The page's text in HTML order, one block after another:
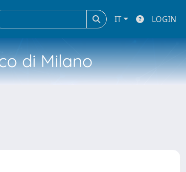
IT LOGIN
di Milano